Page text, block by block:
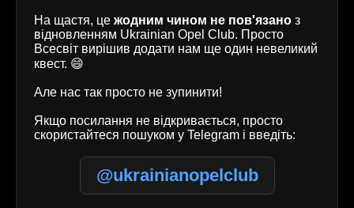
На щастя, це жодним чином не пов'язано з
відновленням Ukrainian Opel Club. Просто
Всесвіт вирішив додати нам ще один невеликий
квест. 😄
Але нас так просто не зупинити!
Якщо посилання не відкривається, просто
скористайтеся пошуком у Telegram і введіть:
@ukrainianopelclub